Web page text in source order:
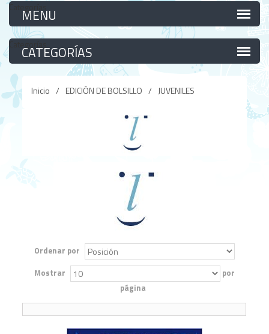
Categorías
Categorías
Inicio / EDICIÓN DE BOLSILLO / JUVENILES
Ordenar por
Mostrar
por
página